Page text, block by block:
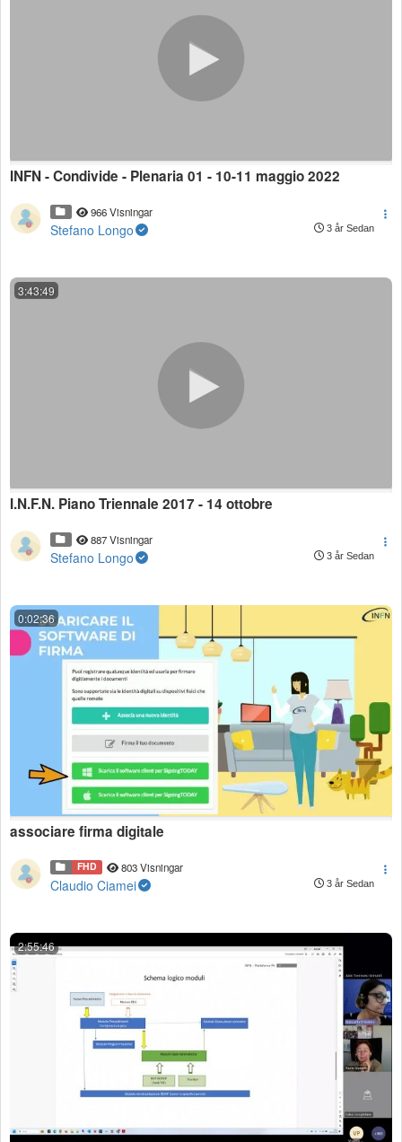
INFN - Condivide - Plenaria 01 - 10-11 maggio 2022
966 Visningar
Stefano Longo 3 år Sedan
3:43:49
I.N.F.N. Piano Triennale 2017 - 14 ottobre
887 Visningar
Stefano Longo 3 år Sedan
0:02:36
associare firma digitale
FHD 803 Visningar
Claudio Ciamei 3 år Sedan
2:55:46